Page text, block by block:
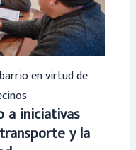
en virtud de
a iniciativas
y la